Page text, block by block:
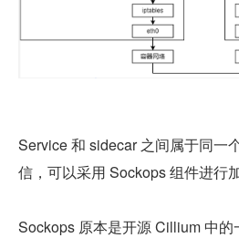
Service 和 sidecar 之间属于同一
信，可以采用 Sockops 组件进行加
Sockops 原本是开源 Cillium 中